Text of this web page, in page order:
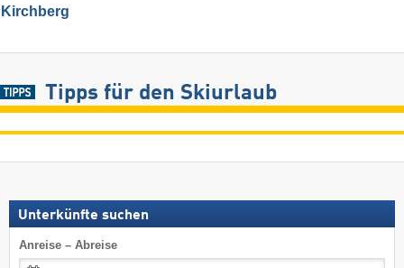
Kirchberg
Tipps für den Skiurlaub
Unterkünfte suchen
Anreise – Abreise